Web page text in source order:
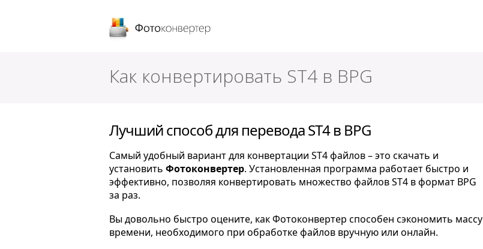
Как конвертировать ST4 в BPG
Лучший способ для перевода ST4 в BPG
Самый удобный вариант для конвертации ST4 файлов – это скачать и
установить Фотоконвертер. Установленная программа работает быстро и
эффективно, позволяя конвертировать множество файлов ST4 в формат BPG
за раз.
Вы довольно быстро оцените, как Фотоконвертер способен сэкономить массу
времени, необходимого при обработке файлов вручную или онлайн.